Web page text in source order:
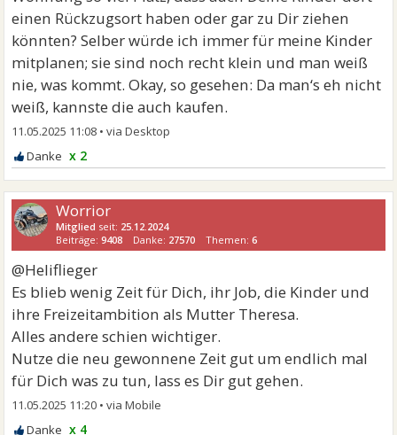
einen Rückzugsort haben oder gar zu Dir ziehen
könnten? Selber würde ich immer für meine Kinder
mitplanen; sie sind noch recht klein und man weiß
nie, was kommt. Okay, so gesehen: Da man‘s eh nicht
weiß, kannste die auch kaufen.
11.05.2025 11:08 •
x 2
Worrior
Mitglied seit: 25.12.2024
Beiträge:9408 Danke: 27570 Themen:6
@Heliflieger
Es blieb wenig Zeit für Dich, ihr Job, die Kinder und
ihre Freizeitambition als Mutter Theresa.
Alles andere schien wichtiger.
Nutze die neu gewonnene Zeit gut um endlich mal
für Dich was zu tun, lass es Dir gut gehen.
11.05.2025 11:20 •
x 4